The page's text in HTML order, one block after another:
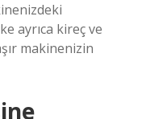
ayrıca kireç ve
makinenizin